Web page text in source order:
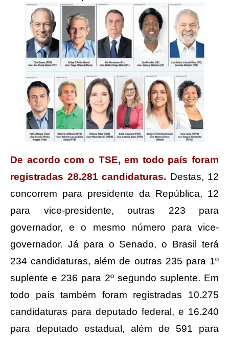
De acordo com o TSE, em todo país foram
registradas 28.281 candidaturas. Destas, 12
concorrem para presidente da República, 12
para vice-presidente, outras 223 para
governador, e o mesmo número para vice-
governador. Já para o Senado, o Brasil terá
234 candidaturas, além de outras 235 para 1º
suplente e 236 para 2º segundo suplente. Em
todo país também foram registradas 10.275
candidaturas para deputado federal, e 16.240
para deputado estadual, além de 591 para